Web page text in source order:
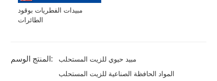
مبيدات الفطريات بوقود
الطائرات
المنتج الوسم:
مبيد حيوي للزيت المستحلب
المواد الحافظة الصناعية للزيت المستحلب